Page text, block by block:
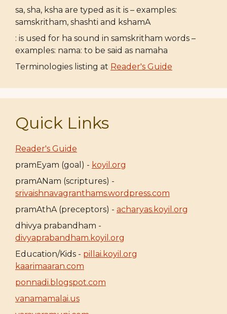
sa, sha, ksha are typed as it is – examples:
samskritham, shashti and kshamA
: is used for ha sound in samskritham words –
examples: nama: to be said as namaha
Terminologies listing at Reader's Guide
Quick Links
Reader's Guide
pramEyam (goal) - koyil.org
pramANam (scriptures) -
srivaishnavagranthams.wordpress.com
pramAthA (preceptors) - acharyas.koyil.org
dhivya prabandham -
divyaprabandham.koyil.org
Education/Kids - pillai.koyil.org
kaarimaaran.com
ponnadi.blogspot.com
vanamamalai.us